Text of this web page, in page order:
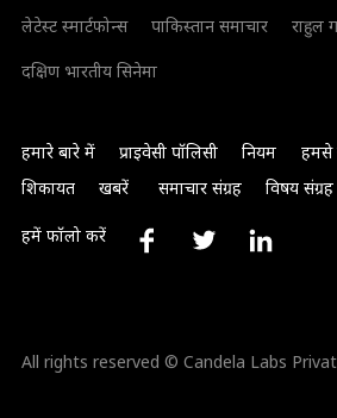
लेटेस्ट स्मार्टफोन्स
पाकिस्तान समाचार राहुल
दक्षिण भारतीय सिनेमा
हमारे बारे में प्राइवेसी पॉलिसी नियम हमसे
शिकायत
खबरें समाचार संग्रह विषय संग्रह
हमें फॉलो करें
All rights reserved © Candela Labs